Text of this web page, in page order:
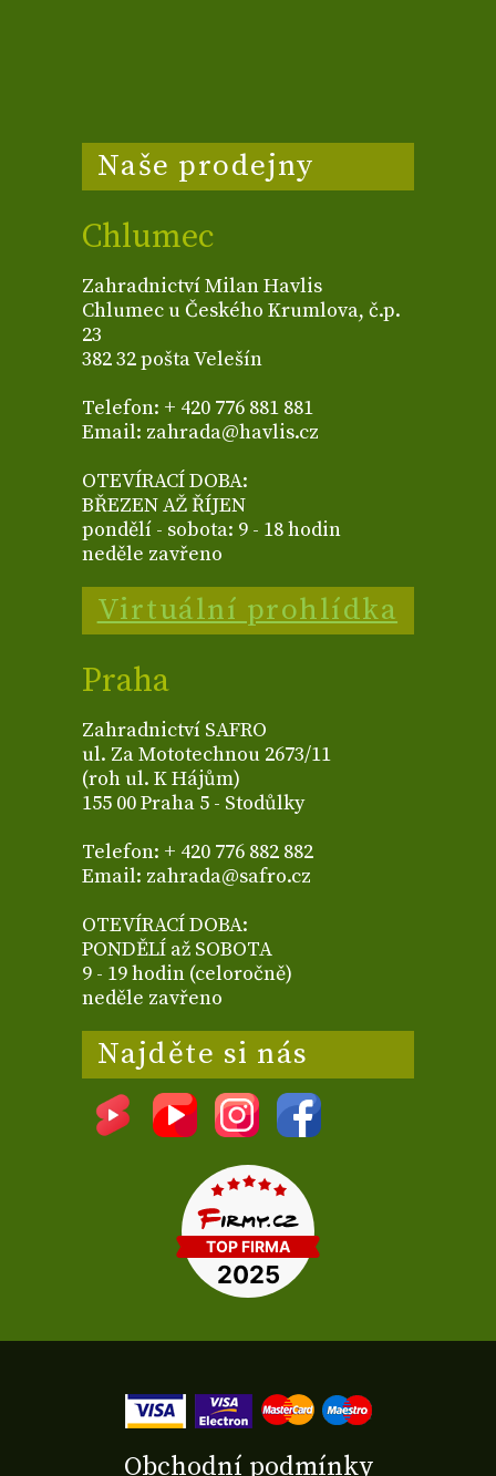
Naše prodejny
Chlumec
Zahradnictví Milan Havlis
Chlumec u Českého Krumlova, č.p.
23
382 32 pošta Velešín
Telefon: + 420 776 881 881
Email: zahrada@havlis.cz
OTEVÍRACÍ DOBA:
BŘEZEN AŽ ŘÍJEN
pondělí - sobota: 9 - 18 hodin
neděle zavřeno
Virtuální prohlídka
Praha
Zahradnictví SAFRO
ul. Za Mototechnou 2673/11
(roh ul. K Hájům)
155 00 Praha 5 - Stodůlky
Telefon: + 420 776 882 882
Email: zahrada@safro.cz
OTEVÍRACÍ DOBA:
PONDĚLÍ až SOBOTA
9 - 19 hodin (celoročně)
neděle zavřeno
Najděte si nás
Obchodní podmínky